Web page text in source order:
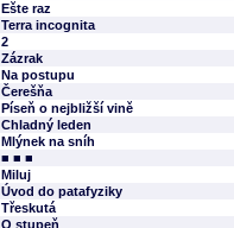
Ešte raz
Terra incognita
2
Zázrak
Na postupu
Čerešňa
Píseň o nejbližší vině
Chladný leden
Mlýnek na sníh
■ ■ ■
Miluj
Úvod do patafyziky
Třeskutá
O stupeň